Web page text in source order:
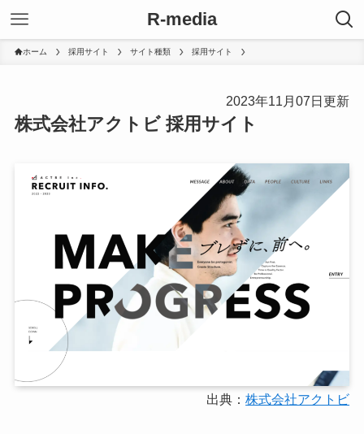
R-media
ホーム 採用サイト サイト種類 採用サイト
2023年11月07日更新
株式会社アクトビ 採用サイト
出典：株式会社アクトビ